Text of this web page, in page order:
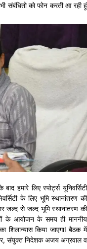
संबंधितो को फोन करती आ रही हूं
हमारे लिए स्पोर्ट्स यूनिवर्सिटी
के लिए भूमि स्थानांतरण की
जल्द से जल्द भूमि स्थानांतरण की
के आयोजन के समय ही माननीय
शिलान्यास किया जाएगाI बैठक में
संयुक्त निदेशक अजय अग्रवाल व